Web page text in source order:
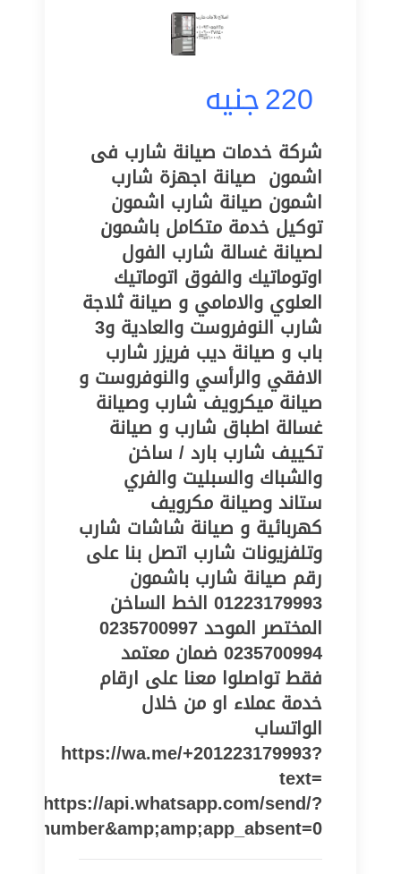
220جنيه
شركة خدمات صيانة شارب فى
اشمون ‎ صيانة اجهزة شارب
لصيانة غسالة شارب الفول
اوتوماتيك والفوق اتوماتيك
العلوي والامامي و صيانة ثلاجة
شارب النوفروست والعادية و3
باب و صيانة ديب فريزر شارب
الافقي والرأسي والنوفروست و
صيانة ميكرويف شارب وصيانة
غسالة اطباق شارب و صيانة
تكييف شارب بارد / ساخن
والشباك والسبليت والفري
ستاند وصيانة مكرويف
كهربائية و صيانة شاشات شارب
وتلفزيونات شارب اتصل بنا على
01223179993 الخط الساخن
المختصر الموحد 0235700997
0235700994 ضمان معتمد
فقط تواصلوا معنا على ارقام
خدمة عملاء او من خلال
الواتساب
https://wa.me/+201223179993?
text=
https://api.whatsapp.com/send/?